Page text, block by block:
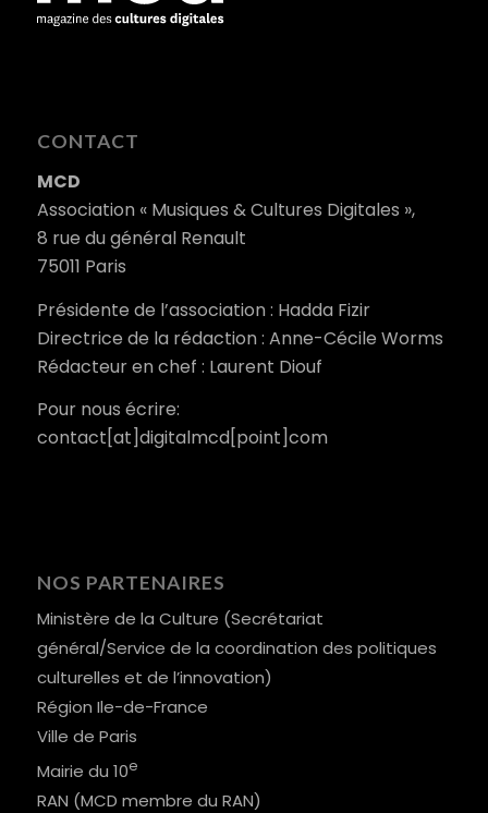
CONTACT
MCD
Association « Musiques & Cultures Digitales »,
8 rue du général Renault
75011 Paris
Présidente de l’association : Hadda Fizir
Directrice de la rédaction : Anne-Cécile Worms
Rédacteur en chef : Laurent Diouf
Pour nous écrire:
contact[at]digitalmcd[point]com
NOS PARTENAIRES
Ministère de la Culture (Secrétariat
général/Service de la coordination des politiques
culturelles et de l’innovation)
Région Ile-de-France
Ville de Paris
Mairie du 10e
RAN (MCD membre du RAN)